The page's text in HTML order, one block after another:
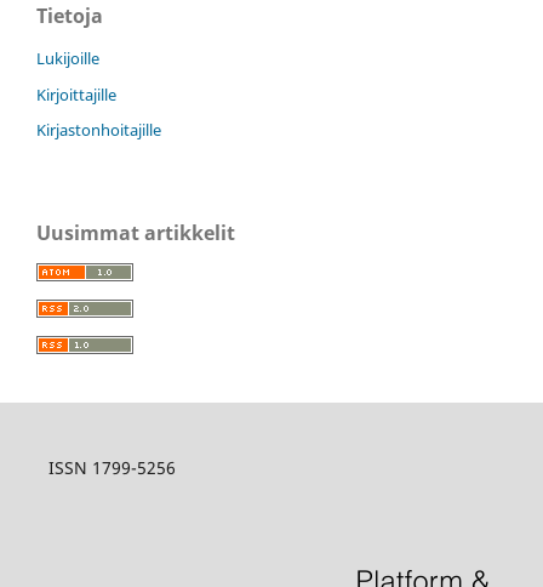
Tietoja
Lukijoille
Kirjoittajille
Kirjastonhoitajille
Uusimmat artikkelit
ISSN 1799-5256